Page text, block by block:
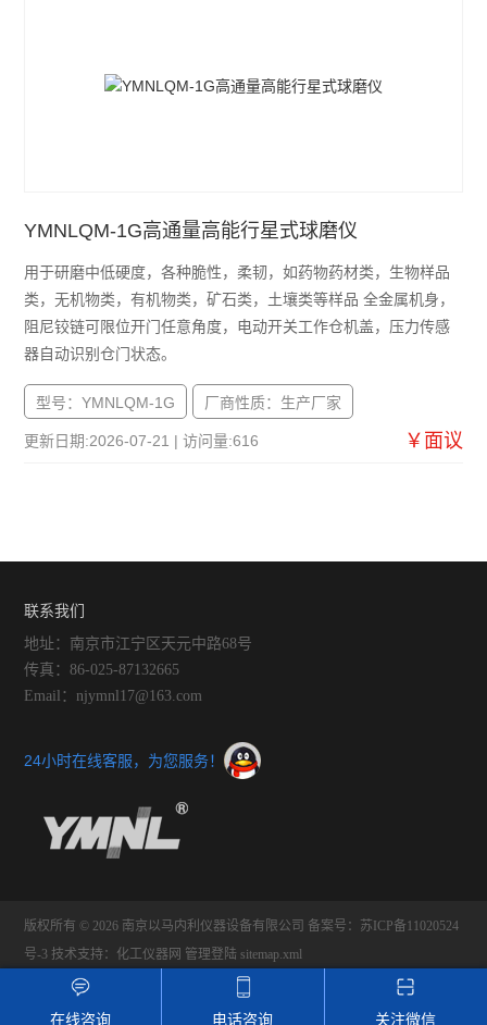
YMNLQM-1G高通量高能行星式球磨仪
用于研磨中低硬度，各种脆性，柔韧，如药物药材类，生物样品
类，无机物类，有机物类，矿石类，土壤类等样品 全金属机身，
阻尼铰链可限位开门任意角度，电动开关工作仓机盖，压力传感
器自动识别仓门状态。
型号：YMNLQM-1G 厂商性质：生产厂家
更新日期:2026-07-21 | 访问量:616 ￥面议
联系我们
地址：南京市江宁区天元中路68号
传真：86-025-87132665
Email：njymnl17@163.com
24小时在线客服，为您服务！
版权所有 © 2026 南京以马内利仪器设备有限公司 备案号：苏ICP备11020524
号-3 技术支持： 化工仪器网 管理登陆 sitemap.xml
在线咨询 电话咨询 关注微信